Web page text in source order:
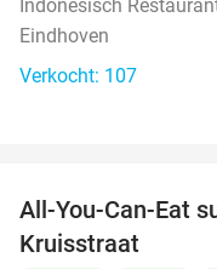
Indonesisch
Eindhoven
Verkocht: 107
All-You-Can-Eat
Kruisstraat